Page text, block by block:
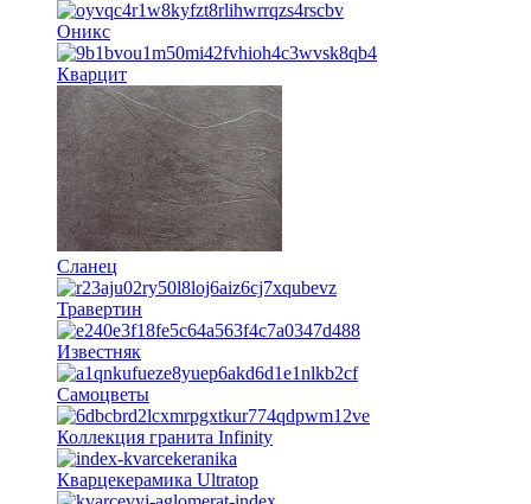
Оникс
Кварцит
Сланец
Травертин
Известняк
Самоцветы
Коллекция гранита Infinity
Кварцекерамика Ultratop